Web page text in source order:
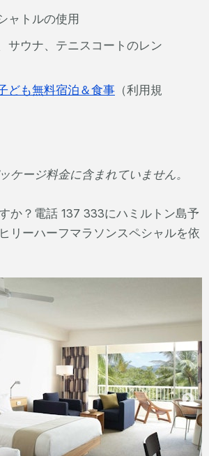
ャトルの使用
サウナ、テニスコートのレン
ども無料宿泊＆食事（利用規
ケージ料金に含まれていません。
か？電話 137 333にハミルトン島予
リーハーフマラソンスペシャルを依